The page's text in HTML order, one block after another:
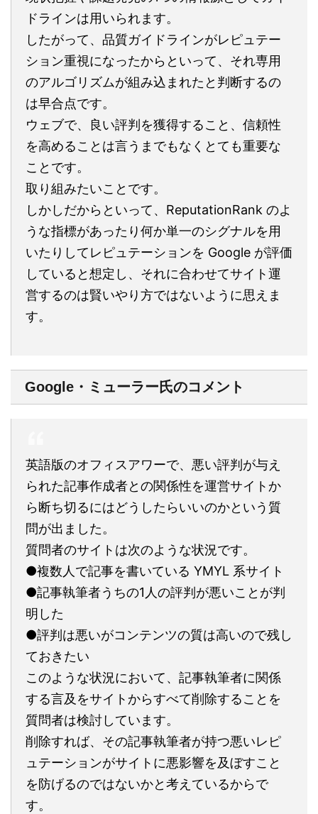
ドラインは用いられます。
したがって、品質ガイドラインがレピュテー
ション重視になったからといって、それ専用
のアルゴリズムが組み込まれたと判断するの
は早合点です。
ウェブで、良い評判を獲得すること、信頼性
を高めることは言うまでもなくとても重要な
ことです。
取り組みたいことです。
しかしだからといって、ReputationRank のよ
うな指標があったり何か単一のシグナルを用
いたりしてレピュテーションを Google が評価
していると想定し、それに合わせてサイト運
営するのは賢いやり方ではないように思えま
す。
Google・ミューラー氏のコメント
英語版のオフィスアワーで、悪い評判が与え
られた記事作成者との関係性を運営サイトか
ら断ち切るにはどうしたらいいのかという質
問が出ました。
質問者のサイトは次のような状況です。
●複数人で記事を書いている YMYL 系サイト
●記事執筆者うちの1人の評判が悪いことが判
明した
●評判は悪いがコンテンツの質は高いので残し
ておきたい
このような状況において、記事執筆者に関係
する言及をサイトからすべて削除することを
質問者は検討しています。
削除すれば、その記事執筆者が持つ悪いレピ
ュテーションがサイトに悪影響を及ぼすこと
を防げるのではないかと考えているからで
す。